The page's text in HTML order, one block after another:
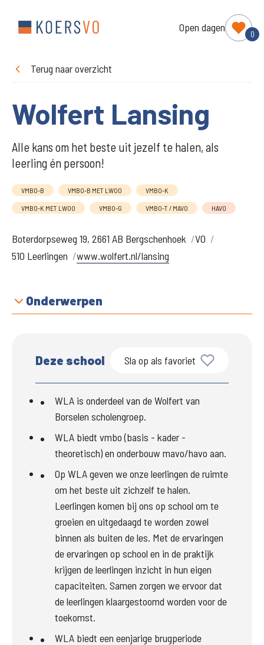
Open dagen
0
Terug naar overzicht
Wolfert Lansing
Alle kans om het beste uit jezelf te halen, als
leerling én persoon!
VMBO-B VMBO-B MET LWOO VMBO-K
VMBO-K MET LWOO VMBO-G VMBO-T / MAVO HAVO
Boterdorpseweg 19, 2661 AB Bergschenhoek
VO
510 Leerlingen
www.wolfert.nl/lansing
Onderwerpen
Deze school Sla op als favoriet
WLA is onderdeel van de Wolfert van
Borselen scholengroep.
WLA biedt vmbo (basis - kader -
theoretisch) en onderbouw mavo/havo aan.
Op WLA geven we onze leerlingen de ruimte
om het beste uit zichzelf te halen.
Leerlingen komen bij ons op school om te
groeien en uitgedaagd te worden zowel
binnen als buiten de les. Met de ervaringen
de ervaringen op school en in de praktijk
krijgen de leerlingen inzicht in hun eigen
capaciteiten. Samen zorgen we ervoor dat
de leerlingen klaargestoomd worden voor de
toekomst.
WLA biedt een eenjarige brugperiode